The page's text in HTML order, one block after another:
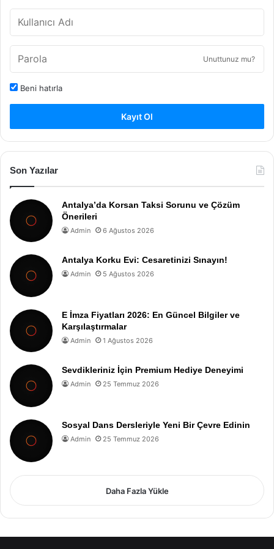
Unuttunuz mu?
Beni hatırla
Kayıt Ol
Son Yazılar
Antalya’da Korsan Taksi Sorunu ve Çözüm
Önerileri
Admin 6 Ağustos 2026
Antalya Korku Evi: Cesaretinizi Sınayın!
Admin 5 Ağustos 2026
E İmza Fiyatları 2026: En Güncel Bilgiler ve
Karşılaştırmalar
Admin 1 Ağustos 2026
Sevdikleriniz İçin Premium Hediye Deneyimi
Admin 25 Temmuz 2026
Sosyal Dans Dersleriyle Yeni Bir Çevre Edinin
Admin 25 Temmuz 2026
Daha Fazla Yükle